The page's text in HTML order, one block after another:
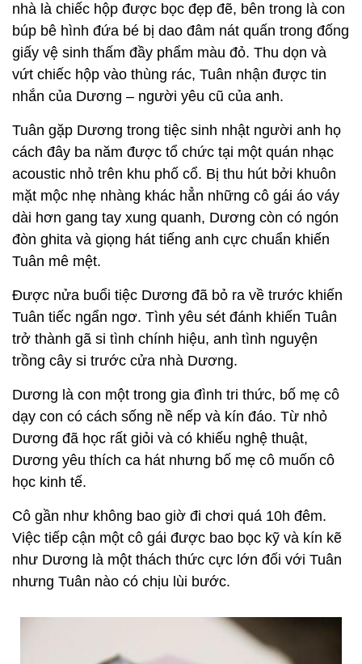
nhà là chiếc hộp được bọc đẹp đẽ, bên trong là con
búp bê hình đứa bé bị dao đâm nát quấn trong đống
giấy vệ sinh thấm đầy phẩm màu đỏ. Thu dọn và
vứt chiếc hộp vào thùng rác, Tuân nhận được tin
nhắn của Dương – người yêu cũ của anh.
Tuân gặp Dương trong tiệc sinh nhật người anh họ
cách đây ba năm được tổ chức tại một quán nhạc
acoustic nhỏ trên khu phố cổ. Bị thu hút bởi khuôn
mặt mộc nhẹ nhàng khác hẳn những cô gái áo váy
dài hơn gang tay xung quanh, Dương còn có ngón
đòn ghita và giọng hát tiếng anh cực chuẩn khiến
Tuân mê mệt.
Được nửa buổi tiệc Dương đã bỏ ra về trước khiến
Tuân tiếc ngẩn ngơ. Tình yêu sét đánh khiến Tuân
trở thành gã si tình chính hiệu, anh tình nguyện
trồng cây si trước cửa nhà Dương.
Dương là con một trong gia đình tri thức, bố mẹ cô
dạy con có cách sống nề nếp và kín đáo. Từ nhỏ
Dương đã học rất giỏi và có khiếu nghệ thuật,
Dương yêu thích ca hát nhưng bố mẹ cô muốn cô
học kinh tế.
Cô gần như không bao giờ đi chơi quá 10h đêm.
Việc tiếp cận một cô gái được bao bọc kỹ và kín kẽ
như Dương là một thách thức cực lớn đối với Tuân
nhưng Tuân nào có chịu lùi bước.